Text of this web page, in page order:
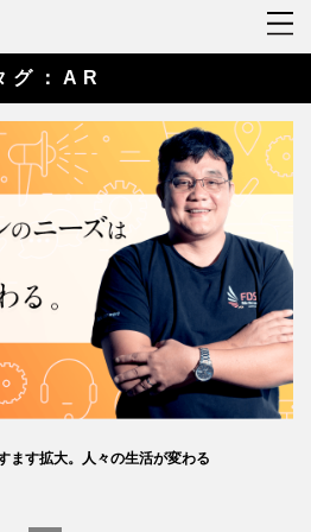
グ：AR
ます拡大。人々の生活が変わる